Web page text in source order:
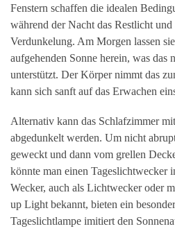
Fenstern schaffen die idealen
während der Nacht das Restlicht
Verdunkelung. Am Morgen lassen
aufgehenden Sonne herein, was das
unterstützt. Der Körper nimmt das
kann sich sanft auf das Erwachen
Alternativ kann das Schlafzimmer
abgedunkelt werden. Um nicht
geweckt und dann vom grellen
könnte man einen Tageslichtwecker
Wecker, auch als Lichtwecker oder
up Light bekannt, bieten ein
Tageslichtlampe imitiert den